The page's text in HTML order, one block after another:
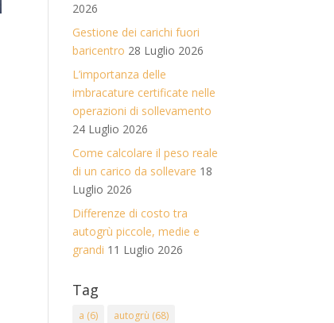
2026
Gestione dei carichi fuori
baricentro 28 Luglio 2026
L’importanza delle
imbracature certificate nelle
operazioni di sollevamento
24 Luglio 2026
Come calcolare il peso reale
di un carico da sollevare 18
Luglio 2026
Differenze di costo tra
autogrù piccole, medie e
grandi 11 Luglio 2026
Tag
a (6) autogrù (68)